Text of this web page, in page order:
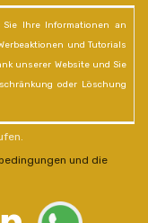
Sie Ihre Informationen an
und Tutorials
unserer Website und Sie
oder Löschung
und die